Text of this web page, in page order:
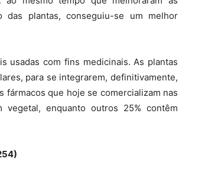
plantas, conseguiu-se um melhor
usadas com fins medicinais. As plantas
para se integrarem, definitivamente,
fármacos que hoje se comercializam nas
enquanto outros 25% contêm